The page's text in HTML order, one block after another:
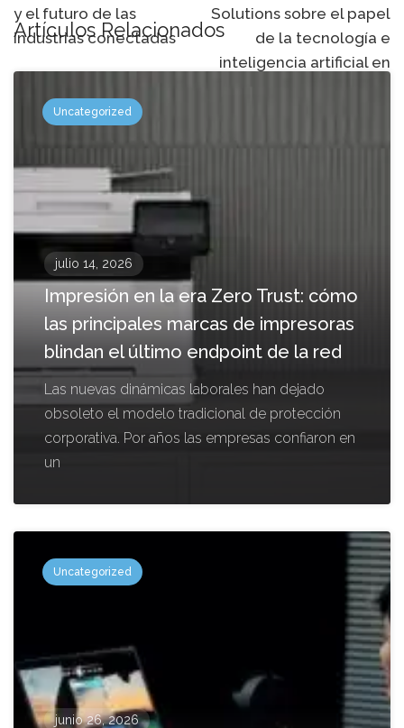
y el futuro de las
industrias conectadas
Solutions sobre el papel
de la tecnología e
inteligencia artificial en
Artículos Relacionados
Uncategorized
julio 14, 2026
Impresión en la era Zero Trust: cómo
las principales marcas de impresoras
blindan el último endpoint de la red
Las nuevas dinámicas laborales han dejado
obsoleto el modelo tradicional de protección
corporativa. Por años las empresas confiaron en
un
Uncategorized
junio 26, 2026